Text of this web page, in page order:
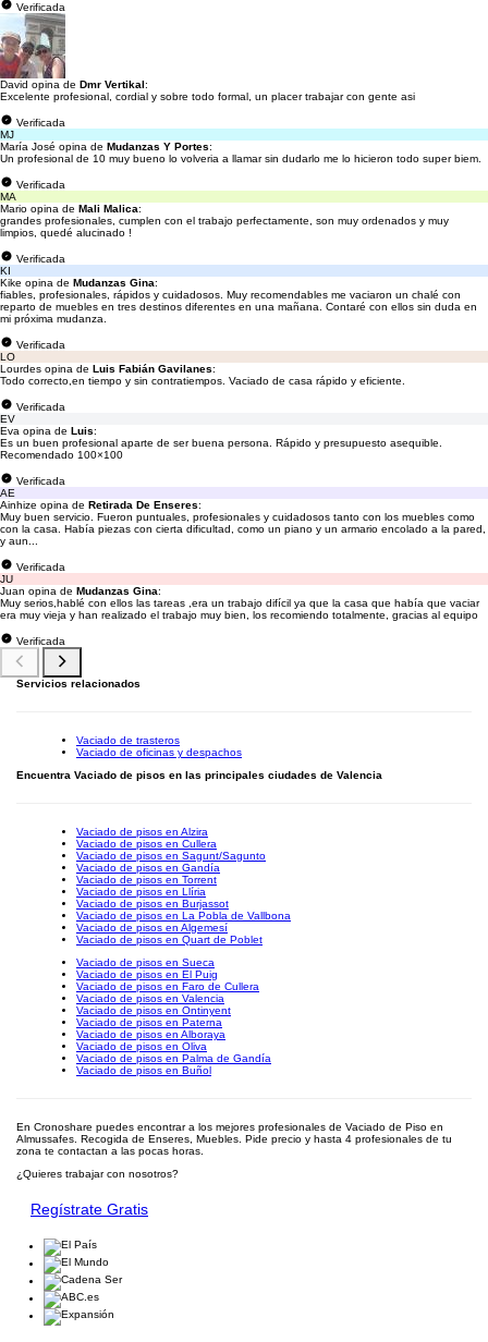
Verificada
David opina de Dmr Vertikal:
Excelente profesional, cordial y sobre todo formal, un placer trabajar con gente asi
Verificada
MJ
María José opina de Mudanzas Y Portes:
Un profesional de 10 muy bueno lo volveria a llamar sin dudarlo me lo hicieron todo super biem.
Verificada
MA
Mario opina de Mali Malica:
grandes profesionales, cumplen con el trabajo perfectamente, son muy ordenados y muy
limpios, quedé alucinado !
Verificada
KI
Kike opina de Mudanzas Gina:
fiables, profesionales, rápidos y cuidadosos. Muy recomendables me vaciaron un chalé con
reparto de muebles en tres destinos diferentes en una mañana. Contaré con ellos sin duda en
mi próxima mudanza.
Verificada
LO
Lourdes opina de Luis Fabián Gavilanes:
Todo correcto,en tiempo y sin contratiempos. Vaciado de casa rápido y eficiente.
Verificada
EV
Eva opina de Luis:
Es un buen profesional aparte de ser buena persona. Rápido y presupuesto asequible.
Recomendado 100×100
Verificada
AE
Ainhize opina de Retirada De Enseres:
Muy buen servicio. Fueron puntuales, profesionales y cuidadosos tanto con los muebles como
con la casa. Había piezas con cierta dificultad, como un piano y un armario encolado a la pared,
y aun...
Verificada
JU
Juan opina de Mudanzas Gina:
Muy serios,hablé con ellos las tareas ,era un trabajo difícil ya que la casa que había que vaciar
era muy vieja y han realizado el trabajo muy bien, los recomiendo totalmente, gracias al equipo
Verificada
Servicios relacionados
Vaciado de trasteros
Vaciado de oficinas y despachos
Encuentra Vaciado de pisos en las principales ciudades de Valencia
Vaciado de pisos en Alzira
Vaciado de pisos en Cullera
Vaciado de pisos en Sagunt/Sagunto
Vaciado de pisos en Gandía
Vaciado de pisos en Torrent
Vaciado de pisos en Llíria
Vaciado de pisos en Burjassot
Vaciado de pisos en La Pobla de Vallbona
Vaciado de pisos en Algemesí
Vaciado de pisos en Quart de Poblet
Vaciado de pisos en Sueca
Vaciado de pisos en El Puig
Vaciado de pisos en Faro de Cullera
Vaciado de pisos en Valencia
Vaciado de pisos en Ontinyent
Vaciado de pisos en Paterna
Vaciado de pisos en Alboraya
Vaciado de pisos en Oliva
Vaciado de pisos en Palma de Gandía
Vaciado de pisos en Buñol
En Cronoshare puedes encontrar a los mejores profesionales de Vaciado de Piso en
Almussafes. Recogida de Enseres, Muebles. Pide precio y hasta 4 profesionales de tu
zona te contactan a las pocas horas.
¿Quieres trabajar con nosotros?
Regístrate Gratis